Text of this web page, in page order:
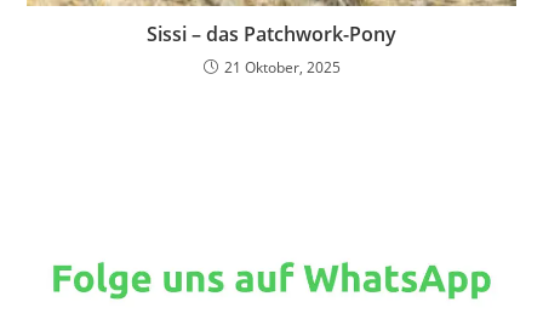
Sissi – das Patchwork-Pony
21 Oktober, 2025